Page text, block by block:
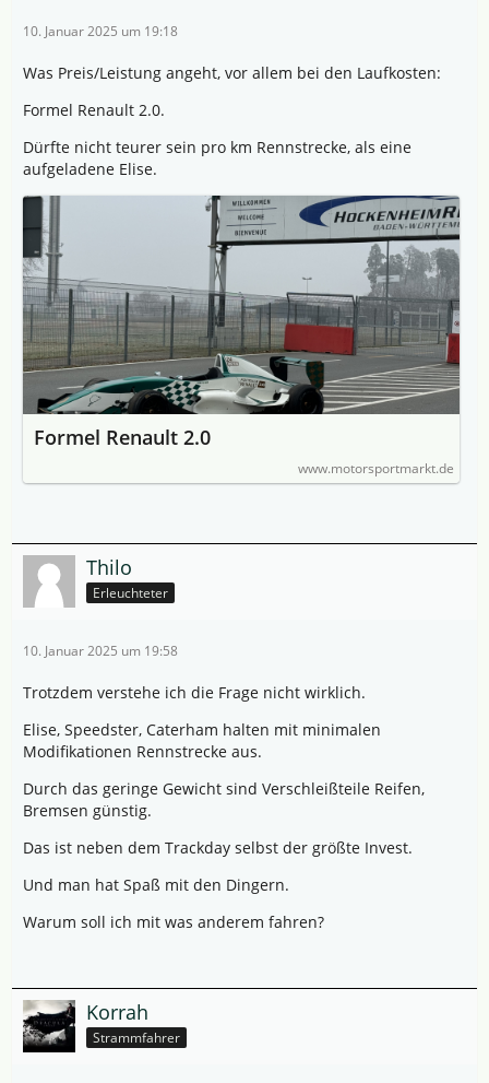
10. Januar 2025 um 19:18
Was Preis/Leistung angeht, vor allem bei den Laufkosten:
Formel Renault 2.0.
Dürfte nicht teurer sein pro km Rennstrecke, als eine
aufgeladene Elise.
Formel Renault 2.0
www.motorsportmarkt.de
Thilo
Erleuchteter
10. Januar 2025 um 19:58
Trotzdem verstehe ich die Frage nicht wirklich.
Elise, Speedster, Caterham halten mit minimalen
Modifikationen Rennstrecke aus.
Durch das geringe Gewicht sind Verschleißteile Reifen,
Bremsen günstig.
Das ist neben dem Trackday selbst der größte Invest.
Und man hat Spaß mit den Dingern.
Warum soll ich mit was anderem fahren?
Korrah
Strammfahrer